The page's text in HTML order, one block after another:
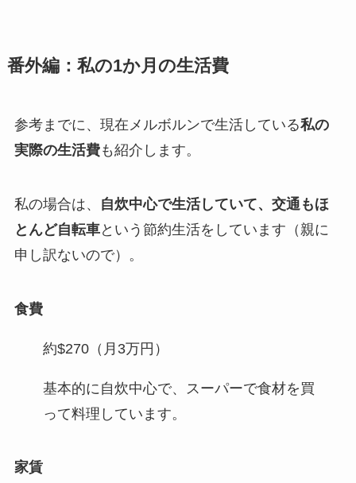
番外編：私の1か月の生活費
参考までに、現在メルボルンで生活している私の
実際の生活費も紹介します。
私の場合は、
自炊中心で生活していて、交通もほ
とんど自転車という節約生活をしています（親に
申し訳ないので）。
食費
約$270（月3万円）
基本的に自炊中心で、スーパーで食材を買
って料理しています。
家賃